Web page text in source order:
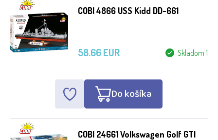
4-8
3+
4+
8+
COBI 4866 USS Kidd DD-661
Skladom 1
58.66 EUR
Do košíka
COBI 24661 Volkswagen Golf GTI